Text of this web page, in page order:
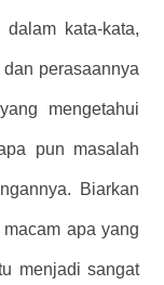
kata-kata,
perasaannya
mengetahui
pun masalah
Biarkan
apa yang
menjadi sangat